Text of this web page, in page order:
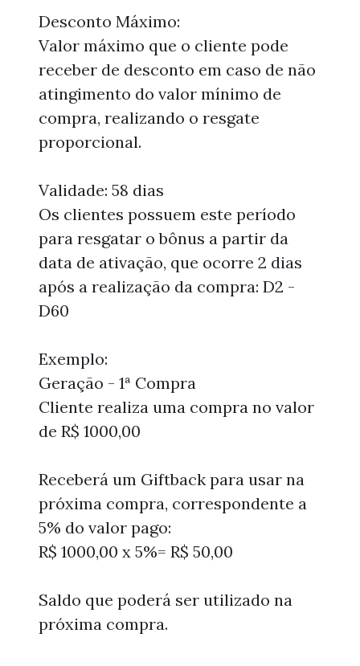
Desconto Máximo:
Valor máximo que o cliente pode
receber de desconto em caso de não
atingimento do valor mínimo de
compra, realizando o resgate
proporcional.
Validade: 58 dias
Os clientes possuem este período
para resgatar o bônus a partir da
data de ativação, que ocorre 2 dias
após a realização da compra: D2 -
D60
Exemplo:
Geração - 1ª Compra
Cliente realiza uma compra no valor
de R$ 1000,00
Receberá um Giftback para usar na
próxima compra, correspondente a
5% do valor pago:
R$ 1000,00 x 5%= R$ 50,00
Saldo que poderá ser utilizado na
próxima compra.